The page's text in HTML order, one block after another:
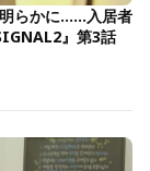
らかに……入居者
』第3話